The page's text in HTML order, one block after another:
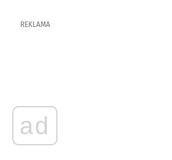
REKLAMA
ad